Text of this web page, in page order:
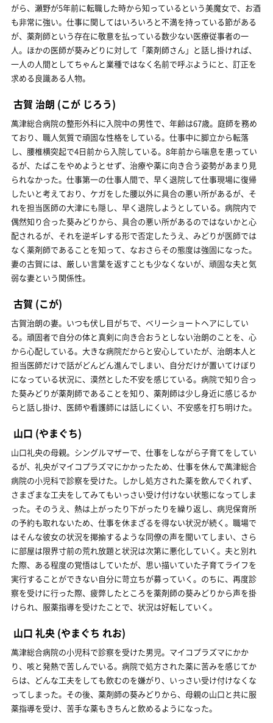
がら、瀬野が5年前に転職した時から知っているという美魔女で、お酒
も非常に強い。仕事に関してはいろいろと不満を持っている節がある
が、薬剤師という存在に敬意を払っている数少ない医療従事者の一
人。ほかの医師が葵みどりに対して「薬剤師さん」と話し掛ければ、
一人の人間としてちゃんと業種ではなく名前で呼ぶようにと、訂正を
求める良識ある人物。
古賀 治朗 (こが じろう)
萬津総合病院の整形外科に入院中の男性で、年齢は67歳。庭師を務め
ており、職人気質で頑固な性格をしている。仕事中に脚立から転落
し、腰椎横突起で4日前から入院している。8年前から喘息を患ってい
るが、たばこをやめようとせず、治療や薬に向き合う姿勢があまり見
られなかった。仕事第一の仕事人間で、早く退院して仕事現場に復帰
したいと考えており、ケガをした腰以外に具合の悪い所があるが、そ
れを担当医師の大津にも隠し、早く退院しようとしている。病院内で
偶然知り合った葵みどりから、具合の悪い所があるのではないかと心
配されるが、それを逆ギレする形で否定したうえ、みどりが医師では
なく薬剤師であることを知って、なおさらその態度は強固になった。
妻の古賀には、厳しい言葉を返すことも少なくないが、頑固な夫と気
弱な妻という関係性。
古賀 (こが)
古賀治朗の妻。いつも伏し目がちで、ベリーショートヘアにしてい
る。頑固者で自分の体と真剣に向き合おうとしない治朗のことを、心
から心配している。大きな病院だからと安心していたが、治朗本人と
担当医師だけで話がどんどん進んでしまい、自分だけが置いてけぼり
になっている状況に、漠然とした不安を感じている。病院で知り合っ
た葵みどりが薬剤師であることを知り、薬剤師は少し身近に感じるか
らと話し掛け、医師や看護師には話しにくい、不安感を打ち明けた。
山口 (やまぐち)
山口礼央の母親。シングルマザーで、仕事をしながら子育てをしてい
るが、礼央がマイコプラズマにかかったため、仕事を休んで萬津総合
病院の小児科で診察を受けた。しかし処方された薬を飲んでくれず、
さまざまな工夫をしてみてもいっさい受け付けない状態になってしま
った。そのうえ、熱は上がったり下がったりを繰り返し、病児保育所
の予約も取れないため、仕事を休まざるを得ない状況が続く。職場で
はそんな彼女の状況を揶揄するような同僚の声を聞いてしまい、さら
に部屋は限界寸前の荒れ放題と状況は次第に悪化していく。夫と別れ
た際、ある程度の覚悟はしていたが、思い描いていた子育てライフを
実行することができない自分に苛立ちが募っていく。のちに、再度診
察を受けに行った際、疲弊したところを薬剤師の葵みどりから声を掛
けられ、服薬指導を受けたことで、状況は好転していく。
山口 礼央 (やまぐち れお)
萬津総合病院の小児科で診察を受けた男児。マイコプラズマにかか
り、咳と発熱で苦しんでいる。病院で処方された薬に苦みを感じてか
らは、どんな工夫をしても飲むのを嫌がり、いっさい受け付けなくな
ってしまった。その後、薬剤師の葵みどりから、母親の山口と共に服
薬指導を受け、苦手な薬もきちんと飲めるようになった。